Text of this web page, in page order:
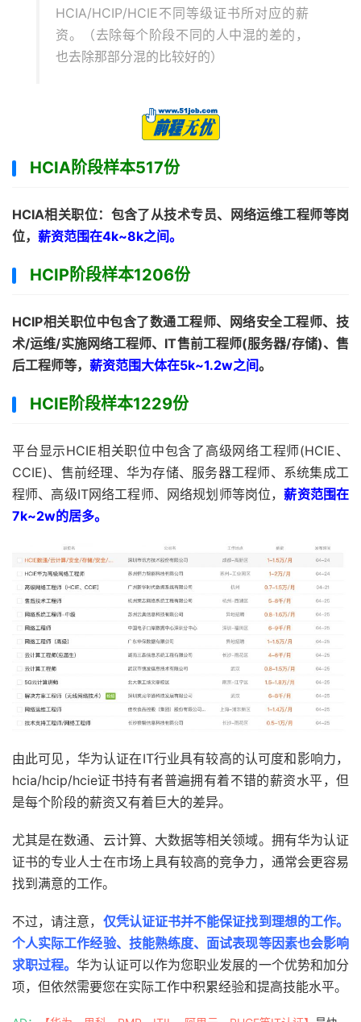
HCIA/HCIP/HCIE不同等级证书所对应的薪
资。（去除每个阶段不同的人中混的差的，
也去除那部分混的比较好的）
HCIA阶段样本517份
HCIA相关职位：包含了从技术专员、网络运维工程师等岗
位， 薪资范围在4k~8k之间。
HCIP阶段样本1206份
HCIP相关职位中包含了数通工程师、网络安全工程师、技
术/运维/实施网络工程师、IT售前工程师(服务器/存储)、售
后工程师等， 薪资范围大体在5k~1.2w之间。
HCIE阶段样本1229份
平台显示HCIE相关职位中包含了高级网络工程师(HCIE、
CCIE)、售前经理、华为存储、服务器工程师、系统集成工
程师、高级IT网络工程师、网络规划师等岗位，薪资范围在
7k~2w的居多。
由此可见，华为认证在IT行业具有较高的认可度和影响力，
hcia/hcip/hcie证书持有者普遍拥有着不错的薪资水平，但
是每个阶段的薪资又有着巨大的差异。
尤其是在数通、云计算、大数据等相关领域。拥有华为认证
证书的专业人士在市场上具有较高的竞争力，通常会更容易
找到满意的工作。
不过，请注意， 仅凭认证证书并不能保证找到理想的工作。
个人实际工作经验、技能熟练度、面试表现等因素也会影响
求职过程。华为认证可以作为您职业发展的一个优势和加分
项，但依然需要您在实际工作中积累经验和提高技能水平。